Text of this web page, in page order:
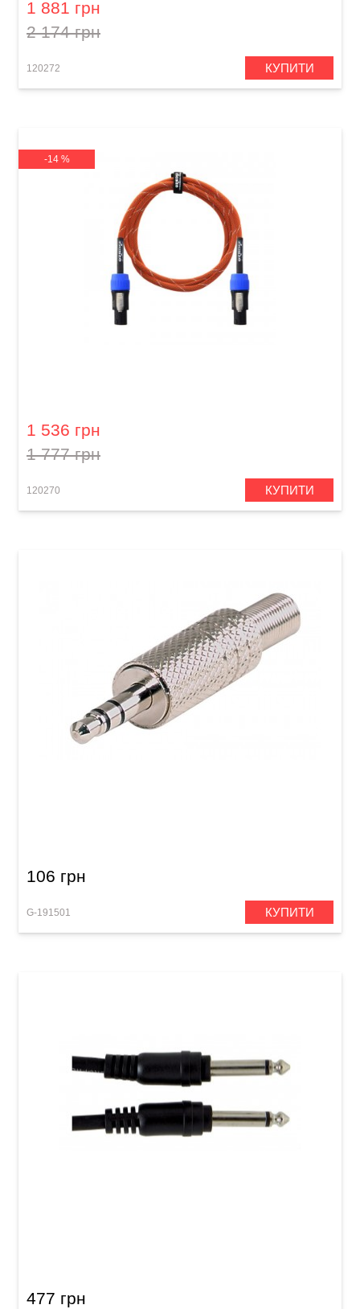
1 881 грн
2 174 грн
120272 КУПИТИ
-14 %
1 536 грн
1 777 грн
120270 КУПИТИ
106 грн
G-191501 КУПИТИ
477 грн